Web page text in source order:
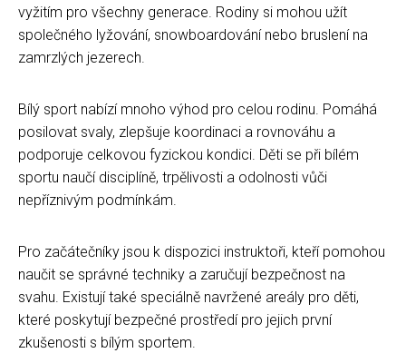
vyžitím pro všechny generace. Rodiny si mohou užít
společného lyžování, snowboardování nebo bruslení na
zamrzlých jezerech.
Bílý sport nabízí mnoho výhod pro celou rodinu. Pomáhá
posilovat svaly, zlepšuje koordinaci a rovnováhu a
podporuje celkovou fyzickou kondici. Děti se při bílém
sportu naučí disciplíně, trpělivosti a odolnosti vůči
nepříznivým podmínkám.
Pro začátečníky jsou k dispozici instruktoři, kteří pomohou
naučit se správné techniky a zaručují bezpečnost na
svahu. Existují také speciálně navržené areály pro děti,
které poskytují bezpečné prostředí pro jejich první
zkušenosti s bílým sportem.